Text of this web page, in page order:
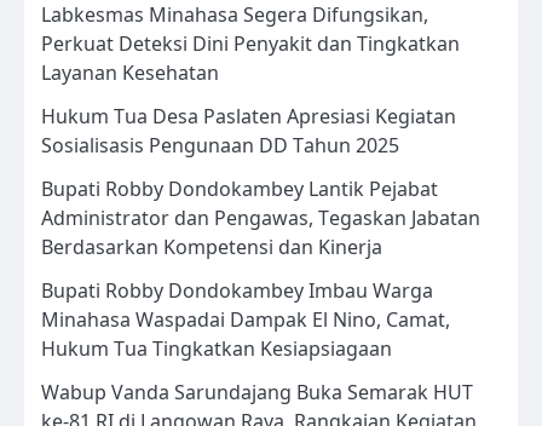
Labkesmas Minahasa Segera Difungsikan,
Perkuat Deteksi Dini Penyakit dan Tingkatkan
Layanan Kesehatan
Hukum Tua Desa Paslaten Apresiasi Kegiatan
Sosialisasis Pengunaan DD Tahun 2025
Bupati Robby Dondokambey Lantik Pejabat
Administrator dan Pengawas, Tegaskan Jabatan
Berdasarkan Kompetensi dan Kinerja
Bupati Robby Dondokambey Imbau Warga
Minahasa Waspadai Dampak El Nino, Camat,
Hukum Tua Tingkatkan Kesiapsiagaan
Wabup Vanda Sarundajang Buka Semarak HUT